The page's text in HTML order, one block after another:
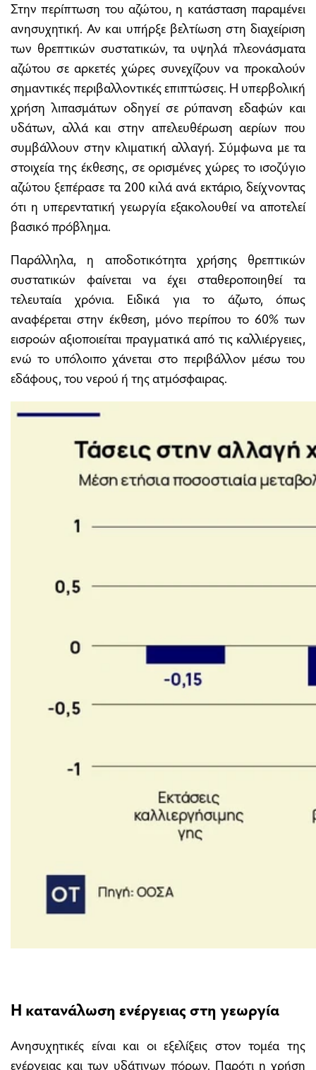
Στην περίπτωση του αζώτου, η κατάσταση παραμένει
ανησυχητική. Αν και υπήρξε βελτίωση στη διαχείριση
των θρεπτικών συστατικών, τα υψηλά πλεονάσματα
αζώτου σε αρκετές χώρες συνεχίζουν να προκαλούν
σημαντικές περιβαλλοντικές επιπτώσεις. Η υπερβολική
χρήση λιπασμάτων οδηγεί σε ρύπανση εδαφών και
υδάτων, αλλά και στην απελευθέρωση αερίων που
συμβάλλουν στην κλιματική αλλαγή. Σύμφωνα με τα
στοιχεία της έκθεσης, σε ορισμένες χώρες το ισοζύγιο
αζώτου ξεπέρασε τα 200 κιλά ανά εκτάριο, δείχνοντας
ότι η υπερεντατική γεωργία εξακολουθεί να αποτελεί
βασικό πρόβλημα.
Παράλληλα, η αποδοτικότητα χρήσης θρεπτικών
συστατικών φαίνεται να έχει σταθεροποιηθεί τα
τελευταία χρόνια. Ειδικά για το άζωτο, όπως
αναφέρεται στην έκθεση, μόνο περίπου το 60% των
εισροών αξιοποιείται πραγματικά από τις καλλιέργειες,
ενώ το υπόλοιπο χάνεται στο περιβάλλον μέσω του
εδάφους, του νερού ή της ατμόσφαιρας.
Η κατανάλωση ενέργειας στη γεωργία
Ανησυχητικές είναι και οι εξελίξεις στον τομέα της
ενέργειας και των υδάτινων πόρων. Παρότι η χρήση